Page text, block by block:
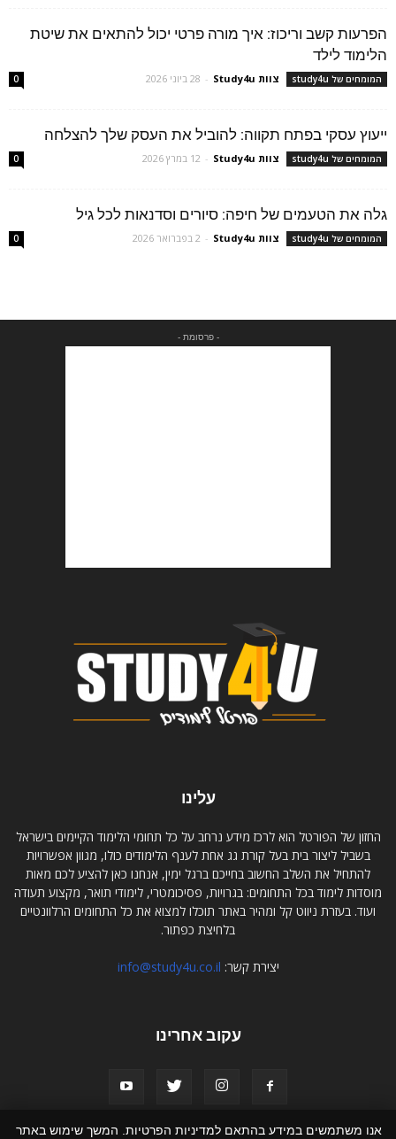
הפרעות קשב וריכוז: איך מורה פרטי יכול להתאים את שיטת
הלימוד לילד
המומחים של study4u צוות Study4u - 28 ביוני 2026 0
ייעוץ עסקי בפתח תקווה: להוביל את העסק שלך להצלחה
המומחים של study4u צוות Study4u - 12 במרץ 2026 0
גלה את הטעמים של חיפה: סיורים וסדנאות לכל גיל
המומחים של study4u צוות Study4u - 2 בפברואר 2026 0
- פרסומת -
עלינו
החזון של הפורטל הוא לרכז מידע נרחב על כל תחומי הלימוד הקיימים בישראל
בשביל ליצור בית בעל קורת גג אחת לענף הלימודים כולו, מגוון אפשרויות
להתחיל את השלב החשוב בחייכם ברגל ימין, אנחנו כאן להציע לכם מאות
מוסדות לימוד בכל התחומים: בגרויות, פסיכומטרי, לימודי תואר, מקצוע תעודה
ועוד. בעזרת ניווט קל ומהיר באתר תוכלו למצוא את כל התחומים הרלוונטיים
בלחיצת כפתור.
יצירת קשר: info@study4u.co.il
עקוב אחרינו
אנו משתמשים במידע בהתאם למדיניות הפרטיות. המשך שימוש באתר